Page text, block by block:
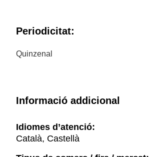
Periodicitat:
Quinzenal
Informació addicional
Idiomes d’atenció:
Català, Castellà